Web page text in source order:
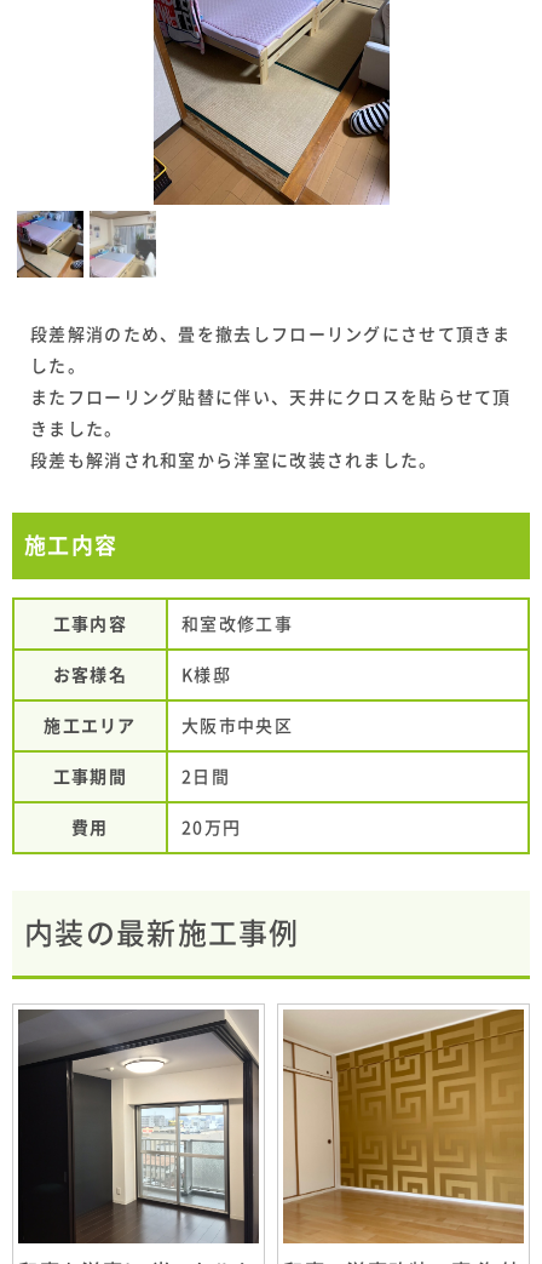
段差解消のため、畳を撤去しフローリングにさせて頂きま
した。
またフローリング貼替に伴い、天井にクロスを貼らせて頂
きました。
段差も解消され和室から洋室に改装されました。
施工内容
工事内容 和室改修工事
お客様名 K様邸
施工エリア 大阪市中央区
工事期間 2日間
費用 20万円
内装の最新施工事例